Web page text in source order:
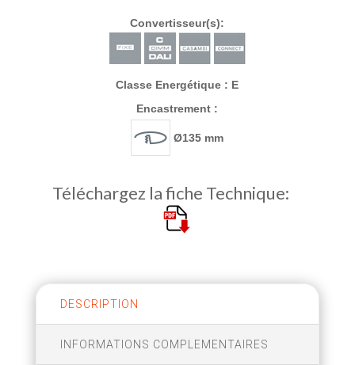
Convertisseur(s):
Classe Energétique : E
Encastrement :
Ø135 mm
Téléchargez la fiche Technique:
DESCRIPTION
INFORMATIONS COMPLEMENTAIRES